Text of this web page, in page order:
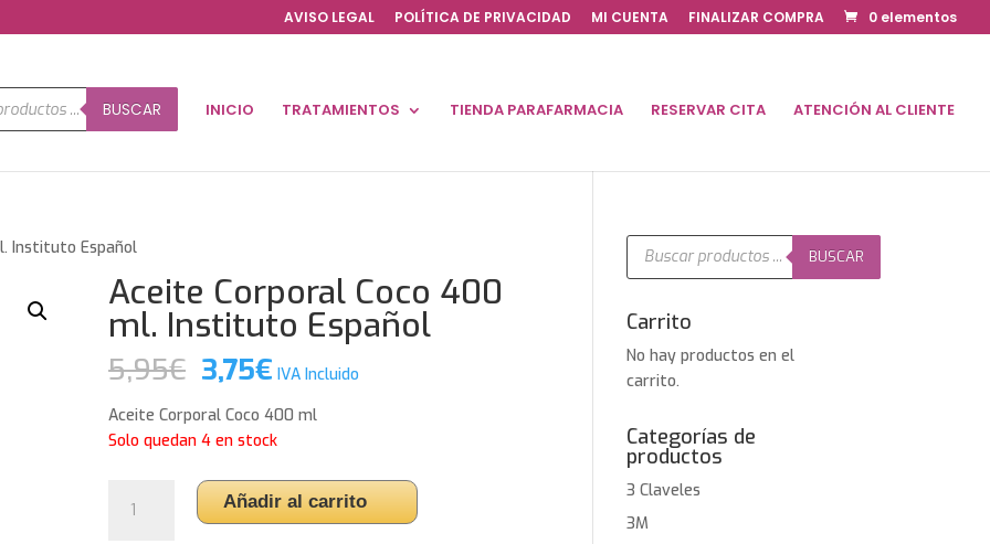
AVISO LEGAL POLÍTICA DE PRIVACIDAD MI CUENTA FINALIZAR COMPRA 0 elementos
BUSCAR INICIO TRATAMIENTOS TIENDA PARAFARMACIA RESERVAR CITA ATENCIÓN AL CLIENTE
Instituto Español
Aceite Corporal Coco 400
ml. Instituto Español
5,95€ El
precio
original
era:
5,95€.
3,75€El
actual
es:
3,75€.
IVA Incluido
Aceite Corporal Coco 400 ml
Solo quedan 4 en stock
Corporal
Añadir al carrito
Búsqueda
productos
BUSCAR
Carrito
No hay productos en el
carrito.
Categorías de
productos
3 Claveles
3M